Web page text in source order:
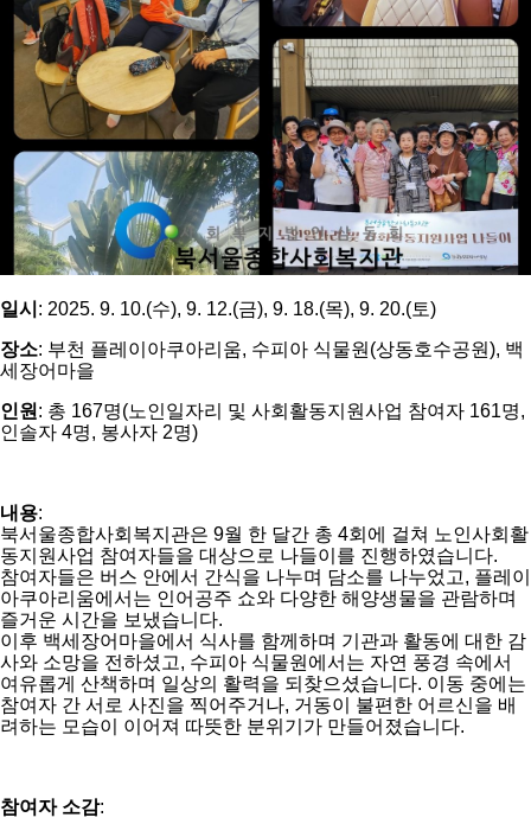
일시 : 2025. 9. 10.(수), 9. 12.(금), 9. 18.(목), 9. 20.(토)
장소: 부천 플레이아쿠아리움, 수피아 식물원(상동호수공원), 백
세장어마을
인원 : 총 167명(노인일자리 및 사회활동지원사업 참여자 161명,
인솔자 4명, 봉사자 2명)
내용:
북서울종합사회복지관은 9월 한 달간 총 4회에 걸쳐 노인사회활
동지원사업 참여자들을 대상으로 나들이를 진행하였습니다.
참여자들은 버스 안에서 간식을 나누며 담소를 나누었고, 플레이
아쿠아리움에서는 인어공주 쇼와 다양한 해양생물을 관람하며
즐거운 시간을 보냈습니다.
이후 백세장어마을에서 식사를 함께하며 기관과 활동에 대한 감
사와 소망을 전하셨고, 수피아 식물원에서는 자연 풍경 속에서
여유롭게 산책하며 일상의 활력을 되찾으셨습니다. 이동 중에는
참여자 간 서로 사진을 찍어주거나, 거동이 불편한 어르신을 배
려하는 모습이 이어져 따뜻한 분위기가 만들어졌습니다.
참여자 소감: